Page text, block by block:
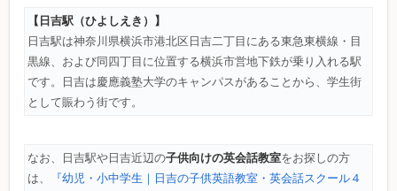
【日吉駅（ひよしえき）】
日吉駅は神奈川県横浜市港北区日吉二丁目にある東急東横線・目
黒線、および同四丁目に位置する横浜市営地下鉄が乗り入れる駅
です。日吉は慶應義塾大学のキャンパスがあることから、学生街
として賑わう街です。
なお、日吉駅や日吉近辺の子供向けの英会話教室をお探しの方
は、
『幼児・小中学生｜日吉の子供英語教室・英会話スクール４